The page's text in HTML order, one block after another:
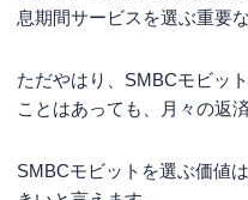
息期間サービスを選ぶ重要
ただやはり、SMBCモビッ
ことはあっても、月々の返
SMBCモビットを選ぶ価値